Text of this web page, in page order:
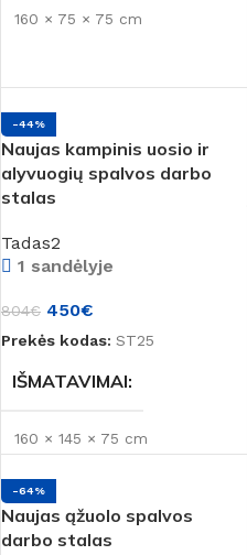
160 × 75 × 75 cm
-44%
Naujas kampinis uosio ir
alyvuogių spalvos darbo
stalas
Tadas2
1 sandėlyje
804€ 450€
Prekės kodas: ST25
IŠMATAVIMAI
160 × 145 × 75 cm
-64%
Naujas ąžuolo spalvos
darbo stalas